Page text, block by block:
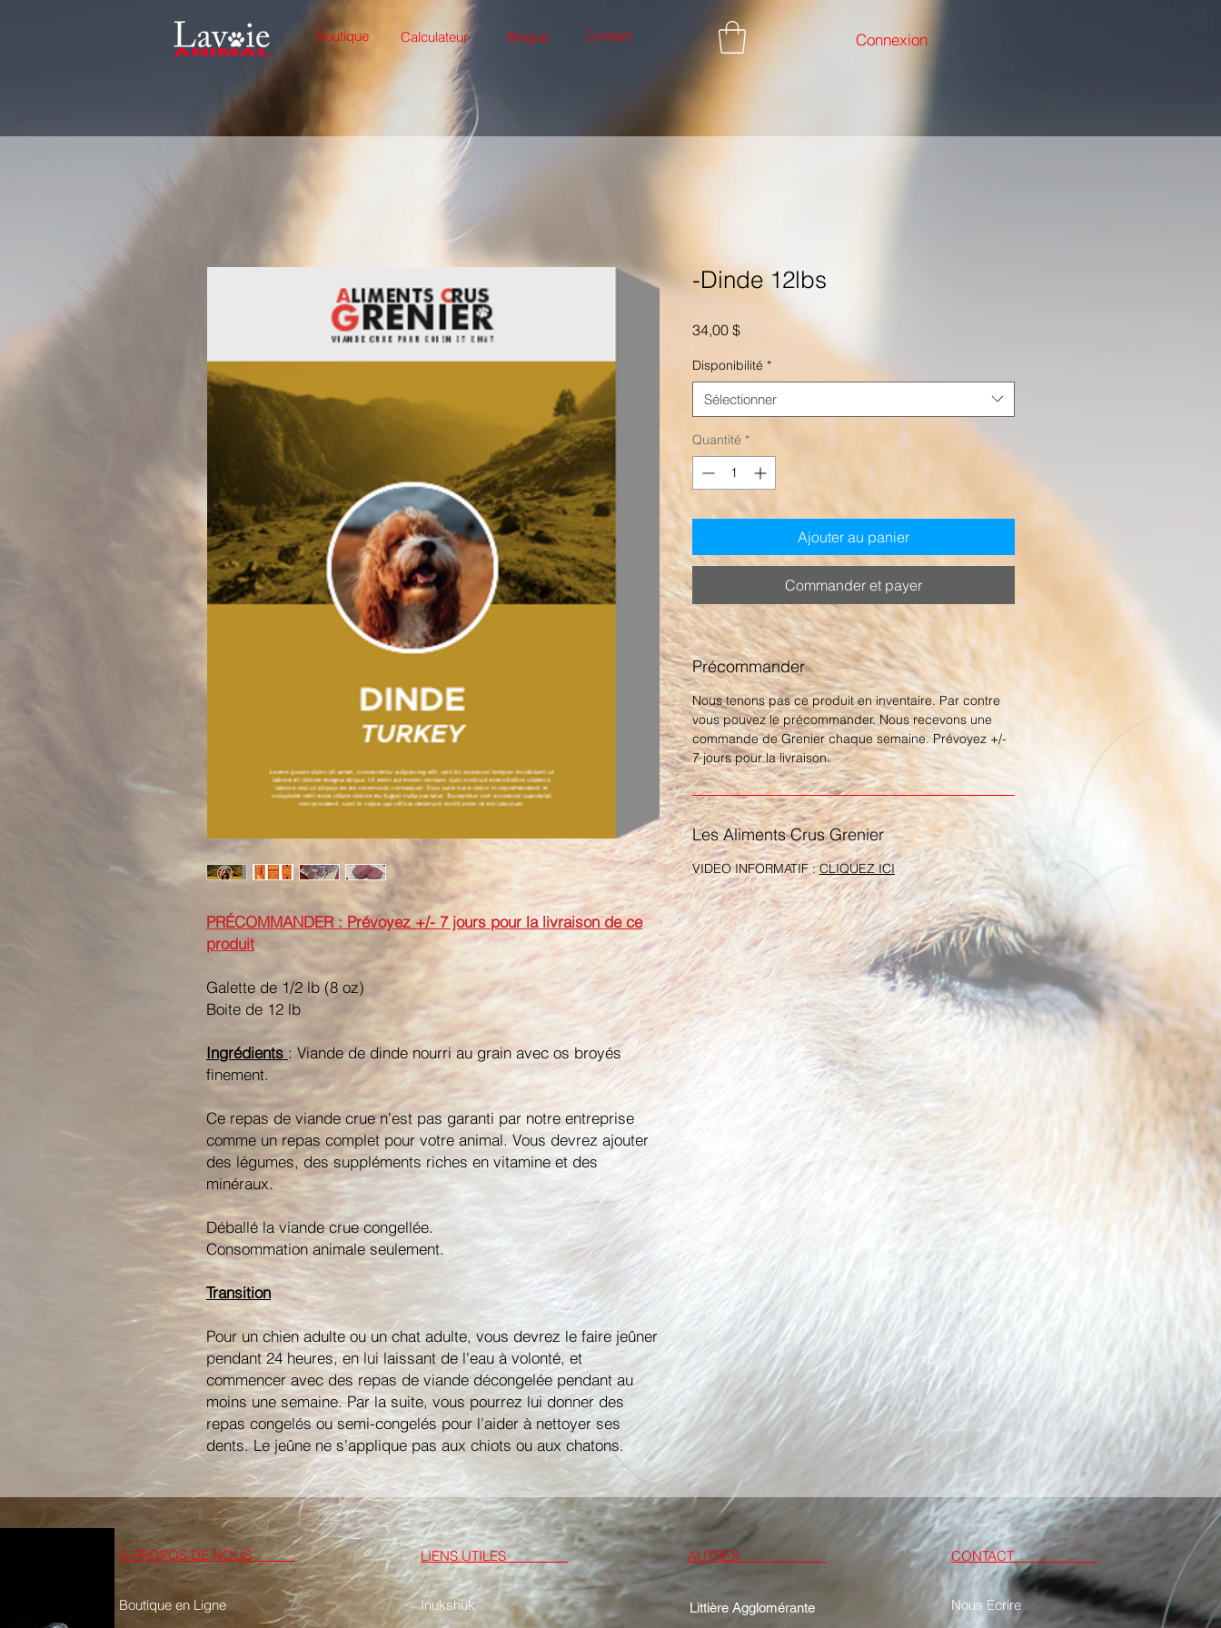
Boutique Calculateur Contact
Blogue Connexion
PRÉCOMMANDER : Prévoyez +/- 7 jours pour la livraison de ce
produit
Galette de 1/2 lb (8 oz)
Boite de 12 lb
Ingrédients: Viande de dinde nourri au grain avec os broyés
finement.
Ce repas de viande crue n'est pas garanti par notre entreprise
comme un repas complet pour votre animal. Vous devrez ajouter
des légumes, des suppléments riches en vitamine et des
minéraux.
Déballé la viande crue congellée.
Consommation animale seulement.
Transition
Pour un chien adulte ou un chat adulte, vous devrez le faire jeûner
pendant 24 heures, en lui laissant de l'eau à volonté, et
commencer avec des repas de viande décongelée pendant au
moins une semaine. Par la suite, vous pourrez lui donner des
repas congelés ou semi-congelés pour l'aider à nettoyer ses
dents. Le jeûne ne s'applique pas aux chiots ou aux chatons.
-Dinde 12lbs
34,00 $Prix
Disponibilité *
Sélectionner
Quantité *
Ajouter au panier
Commander et payer
Précommander
Nous tenons pas ce produit en inventaire. Par contre
vous pouvez le précommander. Nous recevons une
commande de Grenier chaque semaine. Prévoyez +/-
7 jours pour la livraison.
Les Aliments Crus Grenier
VIDEO INFORMATIF :CLIQUEZ ICI
À PROPOS DE NOUS LIENS UTILES AUTRES CONTACT
Boutique en Ligne Littière Agglomérante Nous Écrire
Inukshuk